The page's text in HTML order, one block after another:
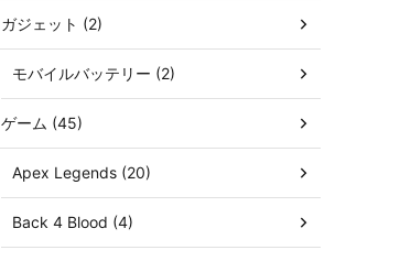
ガジェット (2)
モバイルバッテリー (2)
ゲーム (45)
Apex Legends (20)
Back 4 Blood (4)